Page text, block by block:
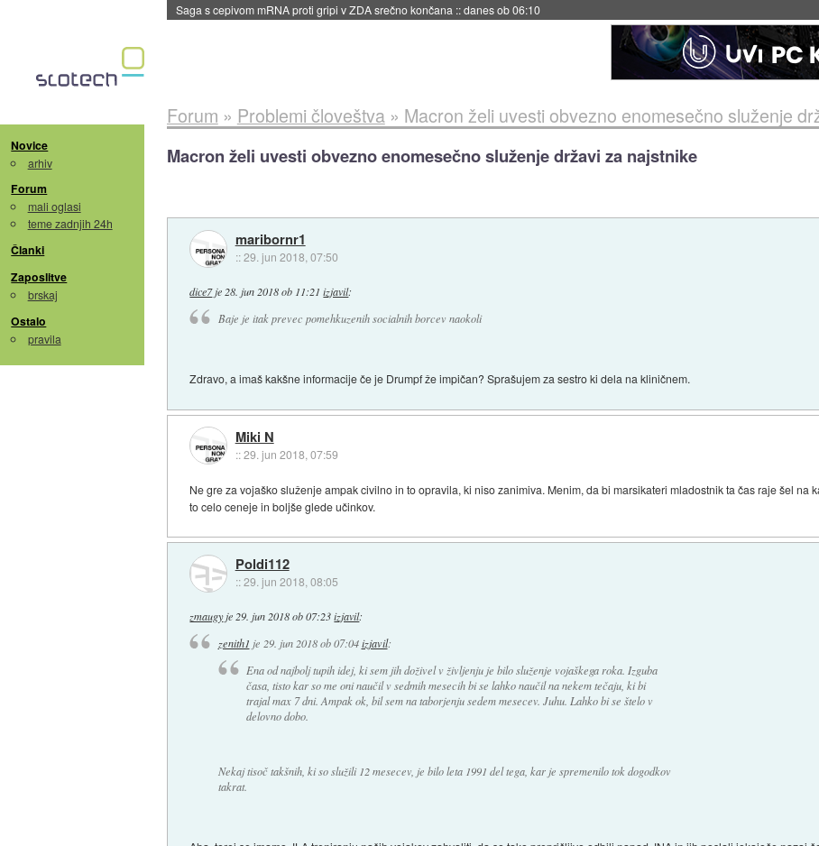
BMW v vozilih začel predvajati reklame::danes ob 06:09
Novice
arhiv
Forum
mali oglasi
teme zadnjih 24h
Članki
Zaposlitve
brskaj
Ostalo
pravila
Forum » Problemi človeštva» Macron želi uvesti obvezno enomesečno služenje
Macron želi uvesti obvezno enomesečno služenje državi za najstnike
maribornr1
::29. jun 2018, 07:50
dice7je 28. jun 2018 ob 11:21 izjavil:
Baje je itak prevec pomehkuzenih socialnih borcev naokoli
Zdravo, a imaš kakšne informacije če je Drumpf že impičan? Sprašujem za sestro ki dela na kliničnem.
Miki N
::29. jun 2018, 07:59
Ne gre za vojaško služenje ampak civilno in to opravila, ki niso zanimiva. Menim, da bi marsikateri mladostnik ta čas raje šel na
to celo ceneje in boljše glede učinkov.
Poldi112
::29. jun 2018, 08:05
zmaugyje 29. jun 2018 ob 07:23 izjavil:
zenith1 je 29. jun 2018 ob 07:04 izjavil:
Ena od najbolj tupih idej, ki sem jih doživel v življenju je bilo služenje vojaškega roka. Izguba
časa, tisto kar so me oni naučil v sedmih mesecih bi se lahko naučil na nekem tečaju, ki bi
trajal max 7 dni. Ampak ok, bil sem na taborjenju sedem mesecev. Juhu. Lahko bi se štelo v
delovno dobo.
Nekaj tisoč takšnih, ki so služili 12 mesecev, je bilo leta 1991 del tega, kar je spremenilo tok dogodkov
takrat.